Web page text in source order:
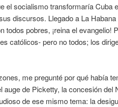
el socialismo transformaría Cuba
discursos. Llegado a La
todos pobres, ¡reina el evangelio!
católicos- pero no todos; los
me pregunté por qué había
auge de Picketty, la concesión del
de ese mismo tema: la